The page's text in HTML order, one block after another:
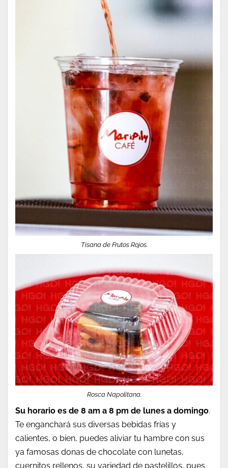
Tisana de Frutos Rojos.
Rosca Napolitana.
Su horario es de 8 am a 8 pm de lunes a domingo.
Te enganchará sus diversas bebidas frías y
calientes, o bien, puedes aliviar tu hambre con sus
ya famosas donas de chocolate con lunetas,
cuernitos rellenos, su variedad de pastelillos, pues